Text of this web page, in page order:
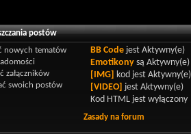
postów
nowych tematów
załączników
swoich postów
BB Codejest Aktywny(e)
Emotikonysą Aktywny(e)
[IMG]
kod jest Aktywny(e)
[VIDEO] jest Aktywny(e)
Kod HTML jest wyłączony
Zasady na forum